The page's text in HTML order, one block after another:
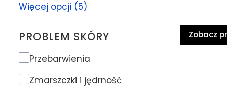
Więcej opcji (5)
PROBLEM SKÓRY
Problem skóry
Przebarwienia
Zmarszczki i jędrność
Zobacz